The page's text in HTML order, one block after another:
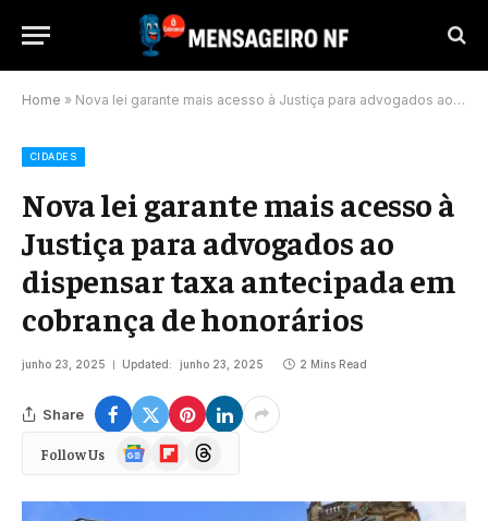
Home » Nova lei garante mais acesso à Justiça para advogados ao dispensar taxa antecipada em cobrança de honorários
CIDADES
Nova lei garante mais acesso à
Justiça para advogados ao
dispensar taxa antecipada em
cobrança de honorários
junho 23, 2025 Updated: junho 23, 2025 2 Mins Read
Share
Follow Us
Google
News
FlipboardThreads